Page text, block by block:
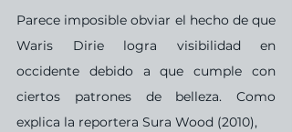
Parece imposible obviar el hecho de que
Waris Dirie logra visibilidad en
occidente debido a que cumple con
ciertos patrones de belleza. Como
explica la reportera Sura Wood (2010),